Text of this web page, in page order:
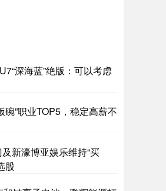
深海蓝”绝版：可以考虑
碗”职业TOP5，稳定高薪不
新濠博亚娱乐维持“买
股